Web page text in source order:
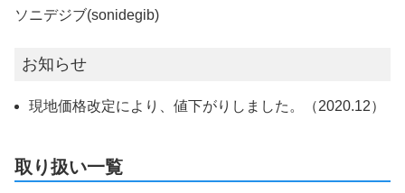
ソニデジブ(sonidegib)
お知らせ
現地価格改定により、値下がりしました。（2020.12）
取り扱い一覧